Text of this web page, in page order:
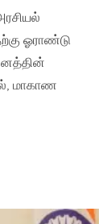
ஓராண்டு
மாகாண